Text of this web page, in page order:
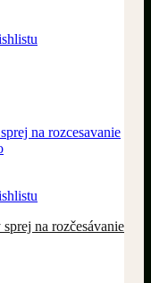
na rozčesávanie